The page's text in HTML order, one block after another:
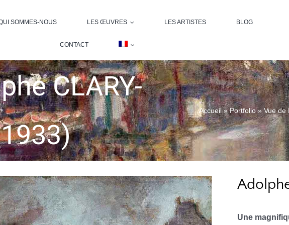
SOMMES-NOUS LES ŒUVRES LES ARTISTES BLOG
CONTACT
CLARY-
Accueil»Portfolio» Vue de
Une